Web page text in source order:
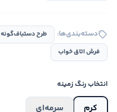
دسته‌بندی‌ها: طرح دستباف‌گونه
فرش اتاق خواب
انتخاب رنگ زمینه
کرم سرمه‌ای